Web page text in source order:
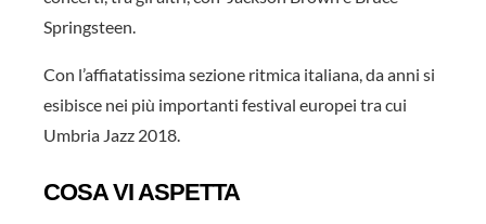
Springsteen.
Con l’affiatatissima sezione ritmica italiana, da anni si
esibisce nei più importanti festival europei tra cui
Umbria Jazz 2018.
COSA VI ASPETTA